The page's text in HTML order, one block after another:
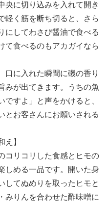
央に切り込みを入れて開き
軽く筋を断ち切ると、さら
にしてわさび醤油で食べる
て食べるのもアカガイなら
口に入れた瞬間に磯の香り
みが出てきます。うちの魚
ですよ」と声をかけると、
とお客さんにお願いされる
え】
コリコリした食感とヒモの
しめる一品です。開いた身
してぬめりを取ったヒモと
みりんを合わせた酢味噌に